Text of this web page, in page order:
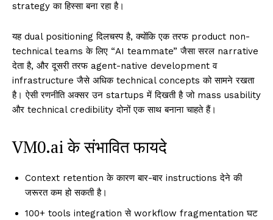
strategy का हिस्सा बना रहा है।
यह dual positioning दिलचस्प है, क्योंकि एक तरफ product non-
technical teams के लिए “AI teammate” जैसा सरल narrative
देता है, और दूसरी तरफ agent-native development व
infrastructure जैसे अधिक technical concepts को सामने रखता
है। ऐसी रणनीति अक्सर उन startups में दिखती है जो mass usability
और technical credibility दोनों एक साथ बनाना चाहते हैं।
VM0.ai के संभावित फायदे
Context retention के कारण बार-बार instructions देने की
जरूरत कम हो सकती है।
100+ tools integration से workflow fragmentation घट